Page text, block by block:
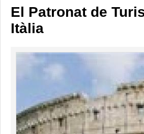
El Patronat de
Itàlia